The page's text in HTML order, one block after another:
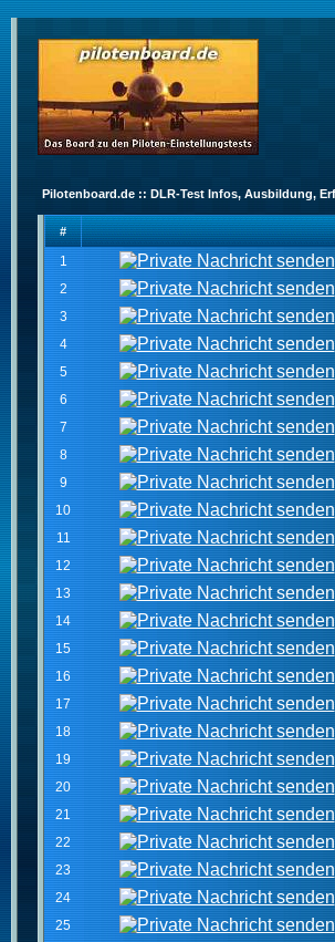
Pilotenboard.de :: DLR-Test Infos, Ausbildung,
#
1
2
3
4
5
6
7
8
9
10
11
12
13
14
15
16
17
18
19
20
21
22
23
24
25